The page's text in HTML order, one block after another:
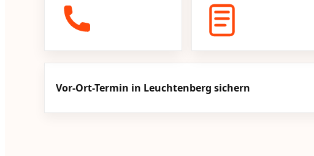
Vor-Ort-Termin in Leuchtenberg sichern